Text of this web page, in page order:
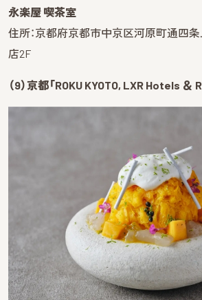
永楽屋 喫茶室
住所：京都府京都市中京区河原町通四
店2F
（9）京都「ROKU KYOTO, LXR Hotels ＆